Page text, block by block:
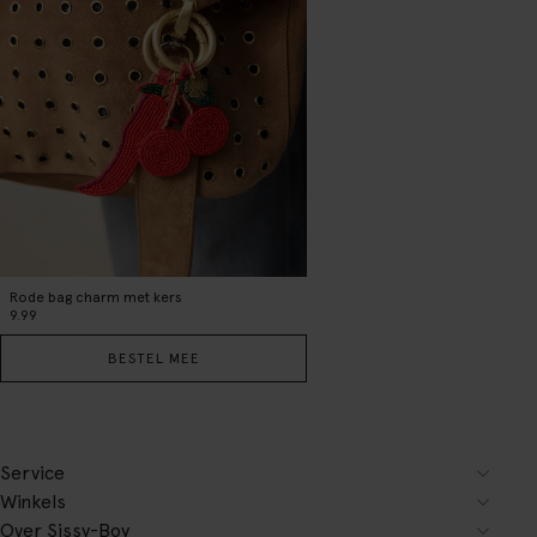
Rode bag charm met kers
9.99
BESTEL MEE
Service
Winkels
Over Sissy-Boy